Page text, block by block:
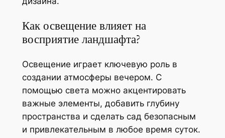
Как освещение влияет на
восприятие ландшафта?
Освещение играет ключевую роль в
создании атмосферы вечером. С
помощью света можно акцентировать
важные элементы, добавить глубину
пространства и сделать сад безопасным
и привлекательным в любое время суток.